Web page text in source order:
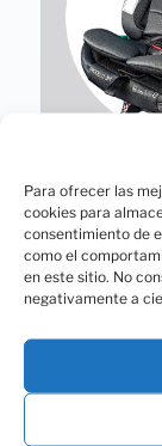
Para ofrecer las
cookies para
consentimiento de
como el
en este sitio. No
negativamente a
5 Consejos